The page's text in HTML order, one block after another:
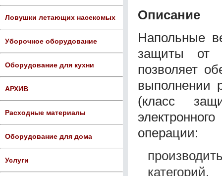
Ловушки летающих насекомых
Уборочное оборудование
Оборудование для кухни
АРХИВ
Расходные материалы
Оборудование для дома
Услуги
Описание
Напольные
защиты от
позволяет
выполнении
(класс
операции:
категорий,